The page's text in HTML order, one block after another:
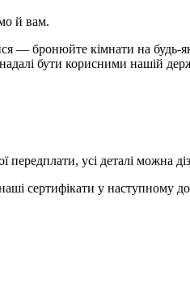
й вам.
— бронюйте кімнати на будь-
бути корисними нашій
усі деталі можна
сертифікати у наступному